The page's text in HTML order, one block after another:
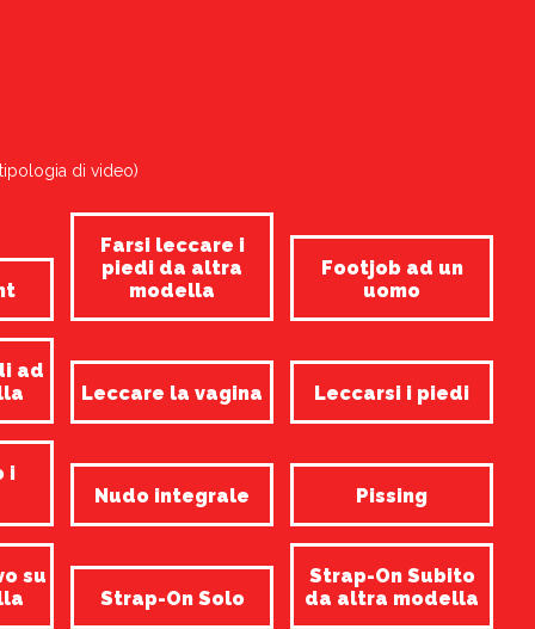
di video)
Farsi leccare i
piedi da altra
modella
Footjob ad un
uomo
ad
Leccare la vagina Leccarsi i piedi
i
Nudo integrale
Pissing
su
Strap-On Solo
Strap-On Subito
da altra modella